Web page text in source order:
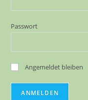
Passwort
Angemeldet bleiben